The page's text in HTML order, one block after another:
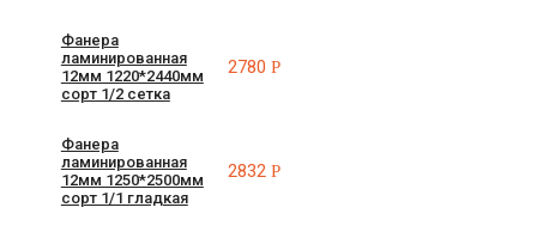
Фанера
ламинированная
12мм 1220*2440мм
сорт 1/2 сетка
2780Р
Фанера
ламинированная
12мм 1250*2500мм
сорт 1/1 гладкая
2832Р